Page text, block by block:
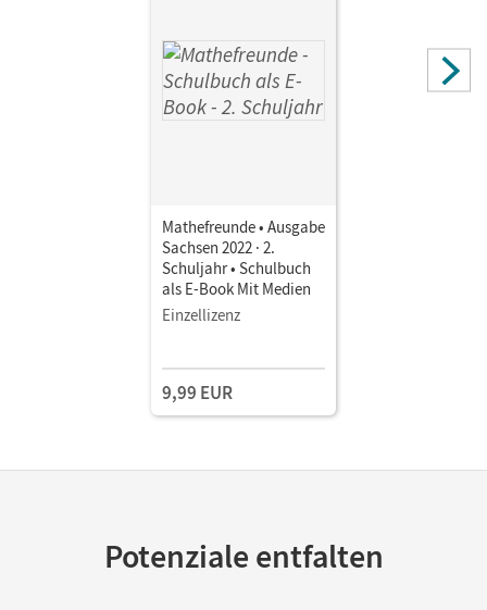
Mathefreunde • Ausgabe
Sachsen 2022 · 2.
Schuljahr • Schulbuch
als E-Book Mit Medien
Einzellizenz
9,99 EUR
Potenziale entfalten